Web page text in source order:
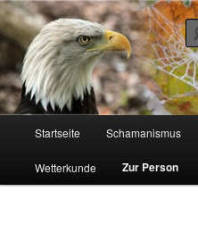
Zum
Inhalt
wechseln
Auf dem
Schamanismus
Startseite Schamanismus
Wetterkunde Zur Person